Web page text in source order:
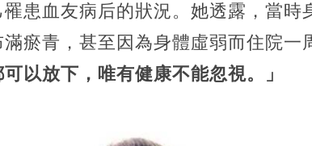
患血友病后的狀況。她透露，當時
瘀青，甚至因為身體虛弱而住院一
以放下，唯有健康不能忽視。」